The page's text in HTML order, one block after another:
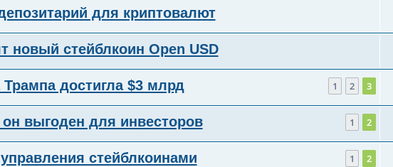
для криптовалют
новый стейблкоин Open USD
достигла $3 млрд 1 2 3
выгоден для инвесторов 1 2
стейблкоинами 1 2